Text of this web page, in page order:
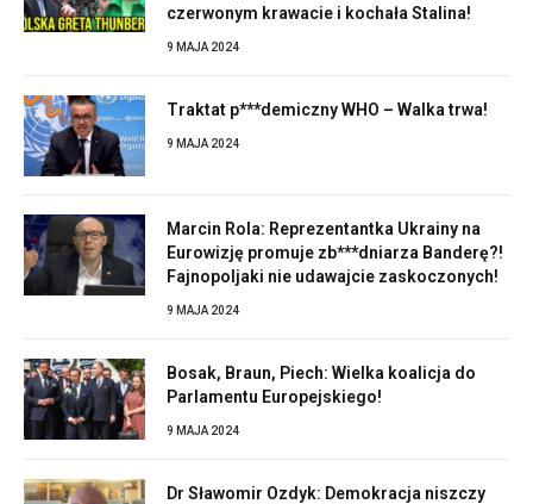
czerwonym krawacie i kochała Stalina!
9 MAJA 2024
Traktat p***demiczny WHO – Walka trwa!
9 MAJA 2024
Marcin Rola: Reprezentantka Ukrainy na
Eurowizję promuje zb***dniarza Banderę?!
Fajnopoljaki nie udawajcie zaskoczonych!
9 MAJA 2024
Bosak, Braun, Piech: Wielka koalicja do
Parlamentu Europejskiego!
9 MAJA 2024
Dr Sławomir Ozdyk: Demokracja niszczy